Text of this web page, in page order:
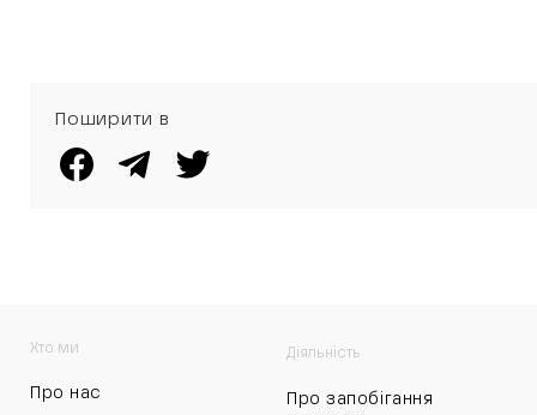
Поширити в
Хто ми
Про нас
Діяльність
Про запобігання